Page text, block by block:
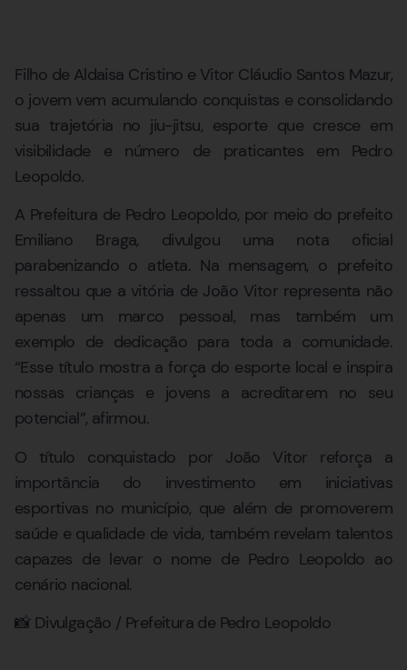
Filho de Aldaisa Cristino e Vitor Cláudio Santos Mazur,
o jovem vem acumulando conquistas e consolidando
sua trajetória no jiu-jitsu, esporte que cresce em
visibilidade e número de praticantes em Pedro
Leopoldo.
A Prefeitura de Pedro Leopoldo, por meio do prefeito
Emiliano Braga, divulgou uma nota oficial
parabenizando o atleta. Na mensagem, o prefeito
ressaltou que a vitória de João Vitor representa não
apenas um marco pessoal, mas também um
exemplo de dedicação para toda a comunidade.
“Esse título mostra a força do esporte local e inspira
nossas crianças e jovens a acreditarem no seu
potencial”, afirmou.
O título conquistado por João Vitor reforça a
importância do investimento em iniciativas
esportivas no município, que além de promoverem
saúde e qualidade de vida, também revelam talentos
capazes de levar o nome de Pedro Leopoldo ao
cenário nacional.
📸 Divulgação / Prefeitura de Pedro Leopoldo